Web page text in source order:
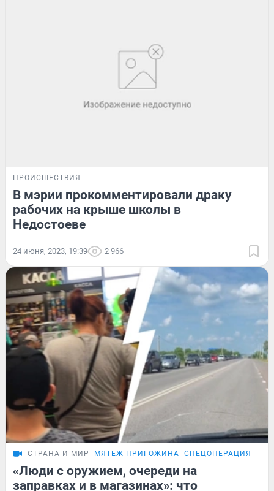
ПРОИСШЕСТВИЯ
В мэрии прокомментировали драку
рабочих на крыше школы в
Недостоеве
24 июня, 2023, 19:39 2 966
СТРАНА И МИР МЯТЕЖ ПРИГОЖИНА СПЕЦОПЕРАЦИЯ НА
«Люди с оружием, очереди на
заправках и в магазинах»: что